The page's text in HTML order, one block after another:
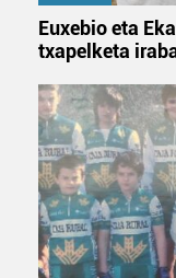
Euxebio eta
txapelketa